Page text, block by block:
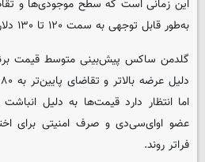
این زمانی است که سطح موجودی‌ها و
به‌طور قابل توجهی به سمت ۱۲۰ تا ۱۳۰ دلار در هر بشکه سوق می‌دهد».
اما انتظار دارد قیمت‌ها به دلیل
فراتر روند.